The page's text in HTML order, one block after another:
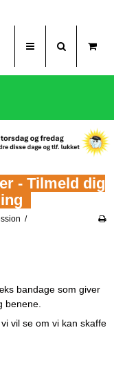
- Tilmeld dig
/
bandage som giver
benene.
vil se om vi kan skaffe